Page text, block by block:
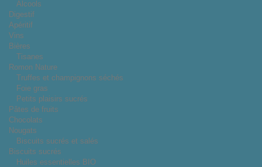
Alcools
Digestif
Apéritif
Vins
Bières
Tisanes
Romon Nature
Truffes et champignons séchés
Foie gras
Petits plaisirs sucrés
Pâtes de fruits
Chocolats
Nougats
Biscuits sucrés et salés
Biscuits sucrés
Huiles essentielles BIO